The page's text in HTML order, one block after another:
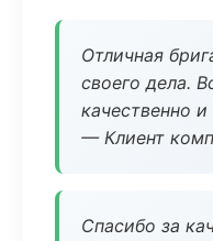
Отличная
своего дела.
качественно
— Клиент
Спасибо за